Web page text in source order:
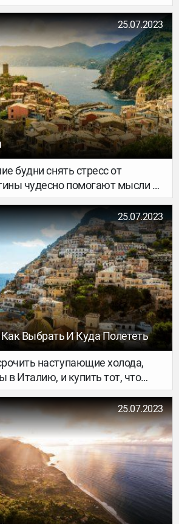
приготовили для вас туры в
из европейских стран.
историю она собрала самую
из природных
и достояний культуры.
25.07.2023
будни снять стресс от
чудесно помогают мысли о
насытить каждую
красотой и позитивом,
деликатесами, а глаза –
и невероятной
по Европе.
25.07.2023
Выбрать И Куда Полететь
наступающие холода,
в Италию, и купить тот, что
Ведь она универсальный
Тут беззаботный
легко разбавить шопингом или
экскурсиями.
25.07.2023